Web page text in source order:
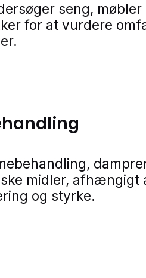
seng, møbler
for at vurdere
midler, afhængigt
og styrke.